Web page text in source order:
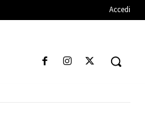
Accedi